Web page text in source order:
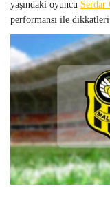
yaşındaki oyuncu Serdar
performansı ile